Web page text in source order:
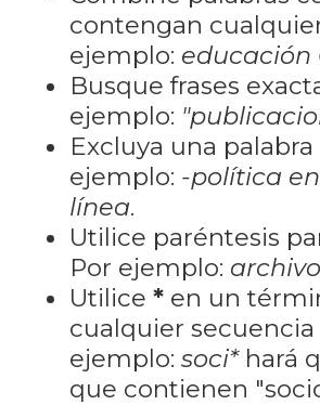
contengan
ejemplo: educación
Busque frases
ejemplo:
Excluya una
ejemplo: -política
línea.
Utilice paréntesis
Por ejemplo: archivo
Utilice *en un
cualquier
ejemplo: soci*hará
que contienen